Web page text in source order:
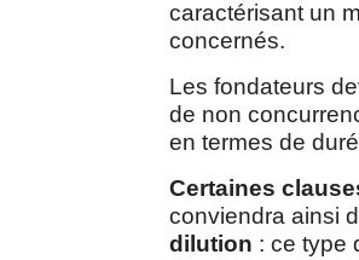
caractérisant un
concernés.
Les fondateurs
de non
en termes de
Certaines
conviendra ainsi
dilution : ce type